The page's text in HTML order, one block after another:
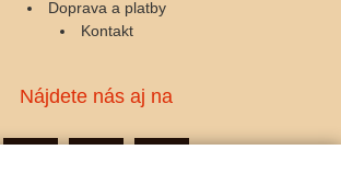
Doprava a platby
Kontakt
Nájdete nás aj na